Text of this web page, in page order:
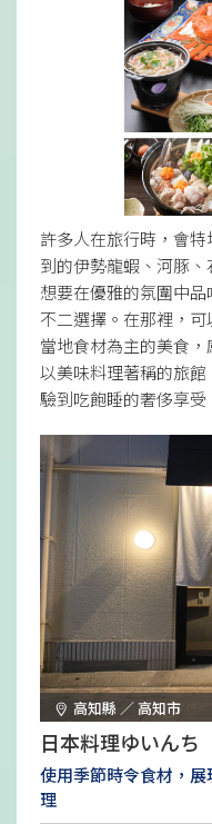
許多人在旅行時，會
到的伊勢龍蝦、河豚
想要在優雅的氛圍中
不二選擇。在那裡，
當地食材為主的美食
以美味料理著稱的旅
驗到吃飽睡的奢侈享受
高知縣 ／ 高知市
日本料理ゆいんち
使用季節時令食材，
理